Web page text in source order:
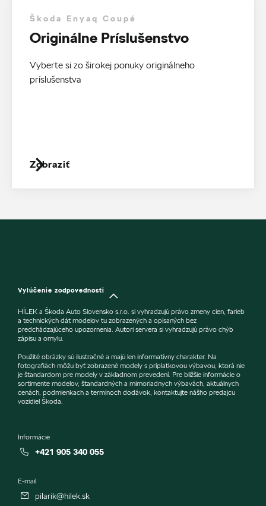
Škoda Enyaq Coupé
Originálne Príslušenstvo
Vyberte si zo širokej ponuky originálneho
príslušenstva
Zobraziť
Vylúčenie zodpovednosti
HÍLEK a Škoda Auto Slovensko s.r.o. si vyhradzujú právo zmeny cien, farieb
a technických dát modelov tu zobrazených a opísaných bez
predchádzajúceho upozornenia. Autori servera si vyhradzujú právo chýb
zápisu a omylu.
Použité obrázky sú ilustračné a majú len informatívny charakter. Na
fotografiách môžu byť zobrazené modely s príplatkovou výbavou, ktorá nie
je štandardom pre modely v základnom prevedení. Pre bližšie informácie o
sortimente modelov, štandardných a mimoriadnych výbavách, aktuálnych
cenách, podmienkach a termínoch dodávok, kontaktujte nášho predajcu
vozidiel Škoda.
Informácie
+421 905 340 055
E-mail
pilarik@hilek.sk